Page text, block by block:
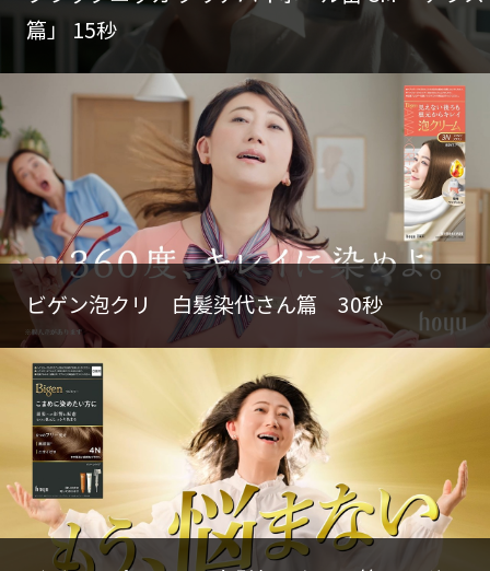
篇」 15秒
ビゲン泡クリ 白髪染代さん篇 30秒